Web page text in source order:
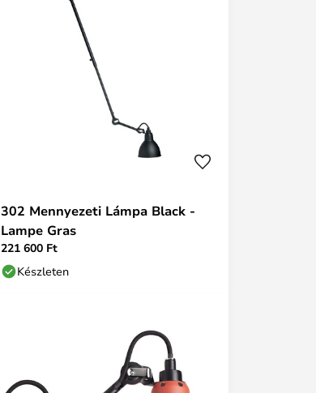
302 Mennyezeti Lámpa Black -
Lampe Gras
221 600 Ft
Készleten